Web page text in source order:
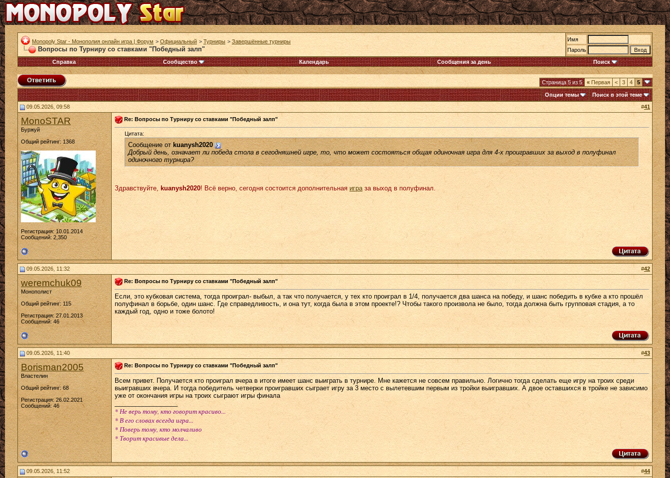
Monopoly Star - Монополия онлайн игра | Форум > Официальный > Турниры > Завершённые турниры
Вопросы по Турниру со ставками "Победный залп"
Имя
Пароль
Справка
Сообщество Календарь Сообщения за день Поиск
Страница 5 из 5 « Первая < 3 4 5
Опции темы
Поиск в этой теме
09.05.2026, 09:58
#41
MonoSTAR
Буржуй
Общий рейтинг: 1368
Регистрация: 10.01.2014
Сообщений: 2,350
Re: Вопросы по Турниру со ставками "Победный залп"
Цитата:
Сообщение отkuanysh2020
Добрый день, означает ли победа стола в сегодняшней игре, то, что может состояться общая одиночная игра для 4-х проигравших за выход в полуфинал
одиночного турнира?
Здравствуйте, kuanysh2020! Всё верно, сегодня состоится дополнительная играза выход в полуфинал.
09.05.2026, 11:32 #42
weremchuk09
Монополист
Общий рейтинг: 115
Регистрация: 27.01.2013
Сообщений: 46
Re: Вопросы по Турниру со ставками "Победный залп"
Если, это кубковая система, тогда проиграл- выбыл, а так что получается, у тех кто проиграл в 1/4, получается два шанса на победу, и шанс победить в кубке а кто прошёл
полуфинал в борьбе, один шанс. Где справедливость, и она тут, когда была в этом проекте!? Чтобы такого произвола не было, тогда должна быть групповая стадия, а то
каждый год, одно и тоже болото!
09.05.2026, 11:40 #43
Borisman2005
Властелин
Общий рейтинг: 68
Регистрация: 26.02.2021
Сообщений: 46
Re: Вопросы по Турниру со ставками "Победный залп"
Всем привет. Получается кто проиграл вчера в итоге имеет шанс выиграть в турнире. Мне кажется не совсем правильно. Логично тогда сделать еще игру на троих среди
выигравших вчера. И тогда победитель четверки проигравших сыграет игру за 3 место с вылетевшим первым из тройки выигравших. А двое оставшихся в тройке не зависимо
уже от окончания игры на троих сыграют игры финала
__________________
* Не верь тому, кто говорит красиво...
* В его словах всегда игра...
* Поверь тому, кто молчаливо
* Творит красивые дела...
09.05.2026, 11:52 #44